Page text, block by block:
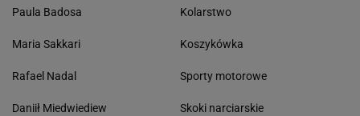
Paula Badosa
Maria Sakkari
Rafael Nadal
Daniił Miedwiediew
Kolarstwo
Koszykówka
Sporty motorowe
Skoki narciarskie